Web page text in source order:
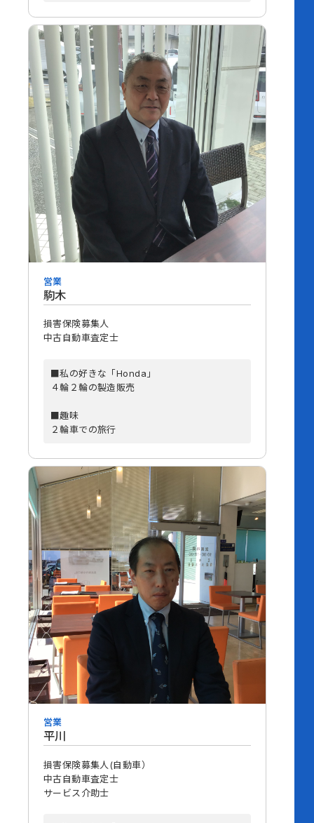
営業
駒木
損害保険募集人
中古自動車査定士
■私の好きな「Honda」
４輪２輪の製造販売
■趣味
２輪車での旅行
営業
平川
損害保険募集人(自動車）
中古自動車査定士
サービス介助士